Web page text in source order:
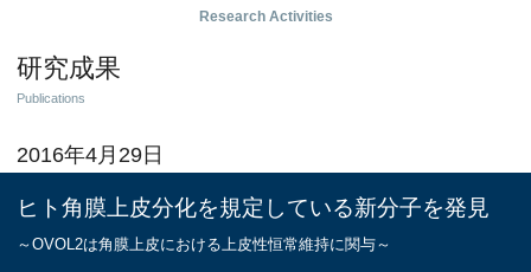
Research Activities
研究成果
Publications
2016年4月29日
ヒト角膜上皮分化を規定している新分子を発見
～OVOL2は角膜上皮における上皮性恒常維持に関与～